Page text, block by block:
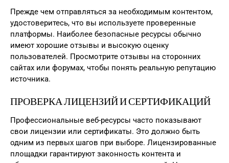
Прежде чем отправляться за необходимым контентом,
удостоверитесь, что вы используете проверенные
платформы. Наиболее безопасные ресурсы обычно
имеют хорошие отзывы и высокую оценку
пользователей. Просмотрите отзывы на сторонних
сайтах или форумах, чтобы понять реальную репутацию
источника.
ПРОВЕРКА ЛИЦЕНЗИЙ И СЕРТИФИКАЦИЙ
Профессиональные веб-ресурсы часто показывают
свои лицензии или сертификаты. Это должно быть
одним из первых шагов при выборе. Лицензированные
площадки гарантируют законность контента и